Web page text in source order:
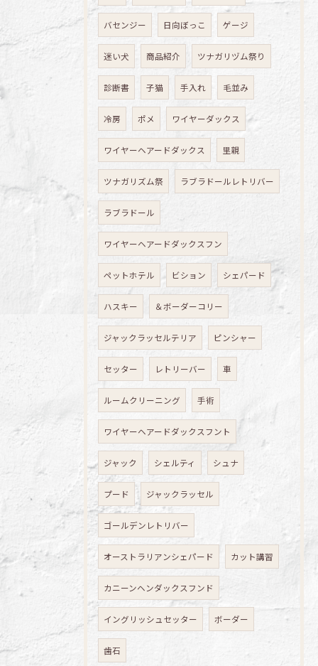
バセンジー 日向ぼっこ ゲージ
迷い犬 商品紹介 ツナガリヅム祭り
診断書 子猫 手入れ 毛並み
冷房 ポメ ワイヤーダックス
ワイヤーヘアードダックス 里親
ツナガリズム祭 ラブラドールレトリバー
ラブラドール
ワイヤーヘアードダックスフン
ペットホテル ビション シェパード
ハスキー ＆ボーダーコリー
ジャックラッセルテリア ピンシャー
セッター レトリーバー 車
ルームクリーニング 手術
ワイヤーヘアードダックスフント
ジャック シェルティ シュナ
プード ジャックラッセル
ゴールデンレトリバー
オーストラリアンシェパード カット講習
カニーンヘンダックスフンド
イングリッシュセッター ボーダー
歯石